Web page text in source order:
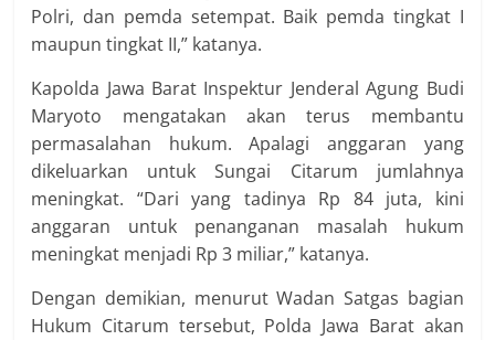
Polri, dan pemda setempat. Baik pemda tingkat I
maupun tingkat II,” katanya.
Kapolda Jawa Barat Inspektur Jenderal Agung Budi
Maryoto mengatakan akan terus‎ membantu
permasalahan hukum. Apalagi anggaran yang
dikeluarkan untuk Sungai Citarum jumlahnya
meningkat. “Dari yang tadinya Rp 84 juta, kini
anggaran untuk penanganan masalah hukum
meningkat menjadi Rp 3 miliar,” katanya.
Dengan demikian, menurut Wadan Satgas bagian
Hukum Citarum tersebut, Polda Jawa Barat akan